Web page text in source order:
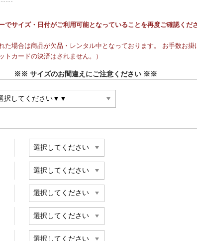
サイズ・日付がご利用可能となっていることを再度ご確認くださ
場合は商品が欠品・レンタル中となっております。 お手数お
カードの決済はされません。）
※※ サイズのお間違えにご注意ください ※※